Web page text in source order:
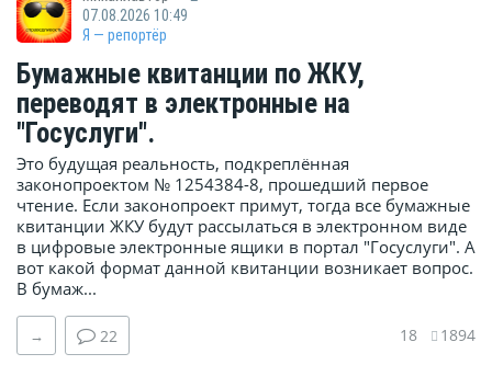
07.08.2026 10:49
Я — репортёр
Бумажные квитанции по ЖКУ,
переводят в электронные на
"Госуслуги".
Это будущая реальность, подкреплённая
законопроектом № 1254384-8, прошедший первое
чтение. Если законопроект примут, тогда все бумажные
квитанции ЖКУ будут рассылаться в электронном виде
в цифровые электронные ящики в портал "Госуслуги". А
вот какой формат данной квитанции возникает вопрос.
В бумаж...
→ 22 18 1894